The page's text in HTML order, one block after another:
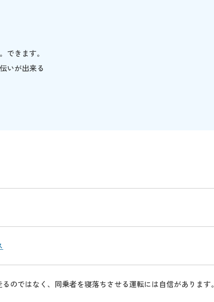
できます。
いが出来る
のではなく、同乗者を寝落ちさせる運転には自信があります。